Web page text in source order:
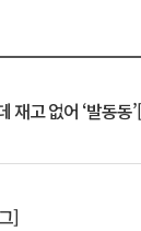
재고 없어 ‘발동동
]